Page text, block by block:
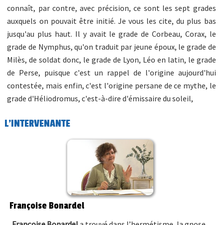
connaît, par contre, avec précision, ce sont les sept grades
auxquels on pouvait être initié. Je vous les cite, du plus bas
jusqu'au plus haut. Il y avait le grade de Corbeau, Corax, le
grade de Nymphus, qu'on traduit par jeune époux, le grade de
Milès, de soldat donc, le grade de Lyon, Léo en latin, le grade
de Perse, puisque c'est un rappel de l'origine aujourd'hui
contestée, mais enfin, c'est l'origine persane de ce mythe, le
grade d'Héliodromus, c'est-à-dire d'émissaire du soleil,
L'INTERVENANTE
Françoise Bonardel